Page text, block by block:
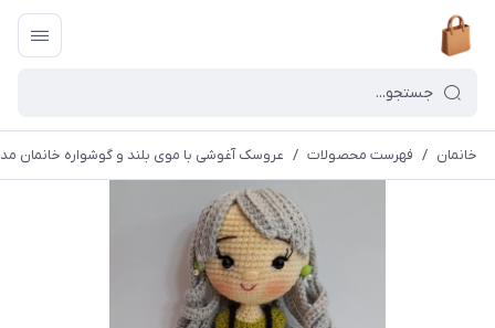
خانمان / فهرست محصولات / عروسک آغوشی با موی بلند و گوشواره خانمان مدل